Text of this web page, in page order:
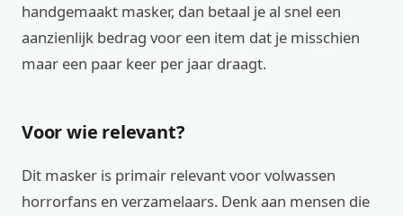
handgemaakt masker, dan betaal je al snel een
aanzienlijk bedrag voor een item dat je misschien
maar een paar keer per jaar draagt.
Voor wie relevant?
Dit masker is primair relevant voor volwassen
horrorfans en verzamelaars. Denk aan mensen die